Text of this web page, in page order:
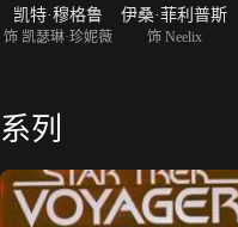
凯特·穆格鲁
饰 凯瑟琳·珍妮薇
伊桑·菲利普斯
饰 Neelix
系列